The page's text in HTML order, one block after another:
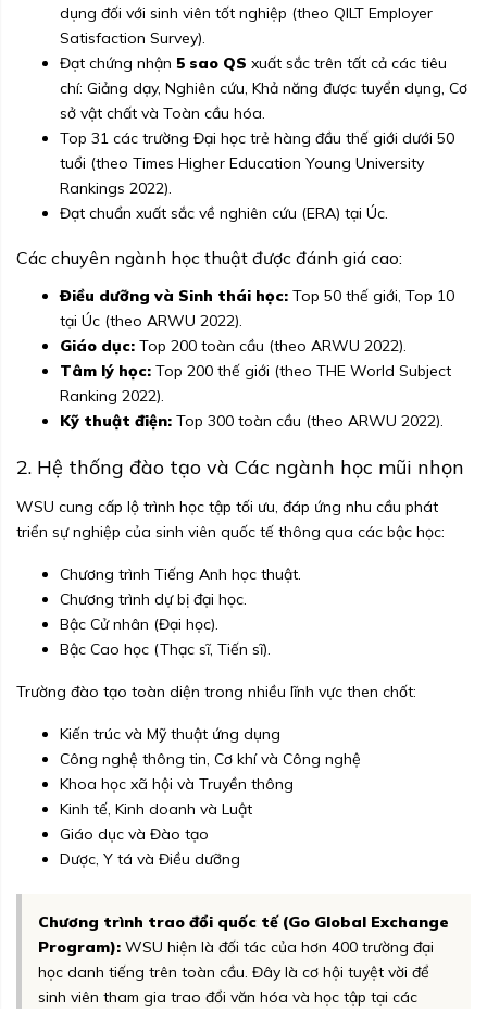
dụng đối với sinh viên tốt nghiệp (theo QILT Employer
Satisfaction Survey).
Đạt chứng nhận 5 sao QS xuất sắc trên tất cả các tiêu
chí: Giảng dạy, Nghiên cứu, Khả năng được tuyển dụng, Cơ
sở vật chất và Toàn cầu hóa.
Top 31 các trường Đại học trẻ hàng đầu thế giới dưới 50
tuổi (theo Times Higher Education Young University
Rankings 2022).
Đạt chuẩn xuất sắc về nghiên cứu (ERA) tại Úc.
Các chuyên ngành học thuật được đánh giá cao:
Điều dưỡng và Sinh thái học: Top 50 thế giới, Top 10
tại Úc (theo ARWU 2022).
Giáo dục: Top 200 toàn cầu (theo ARWU 2022).
Tâm lý học: Top 200 thế giới (theo THE World Subject
Ranking 2022).
Kỹ thuật điện: Top 300 toàn cầu (theo ARWU 2022).
2. Hệ thống đào tạo và Các ngành học mũi nhọn
WSU cung cấp lộ trình học tập tối ưu, đáp ứng nhu cầu phát
triển sự nghiệp của sinh viên quốc tế thông qua các bậc học:
Chương trình Tiếng Anh học thuật.
Chương trình dự bị đại học.
Bậc Cử nhân (Đại học).
Bậc Cao học (Thạc sĩ, Tiến sĩ).
Trường đào tạo toàn diện trong nhiều lĩnh vực then chốt:
Kiến trúc và Mỹ thuật ứng dụng
Công nghệ thông tin, Cơ khí và Công nghệ
Khoa học xã hội và Truyền thông
Kinh tế, Kinh doanh và Luật
Giáo dục và Đào tạo
Dược, Y tá và Điều dưỡng
Chương trình trao đổi quốc tế (Go Global Exchange
Program): WSU hiện là đối tác của hơn 400 trường đại
học danh tiếng trên toàn cầu. Đây là cơ hội tuyệt vời để
sinh viên tham gia trao đổi văn hóa và học tập tại các